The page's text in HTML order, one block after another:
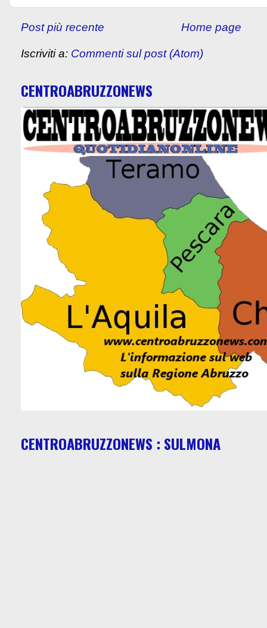
Post più recente Home page
Iscriviti a: Commenti sul post (Atom)
CENTROABRUZZONEWS
CENTROABRUZZONEWS : SULMONA